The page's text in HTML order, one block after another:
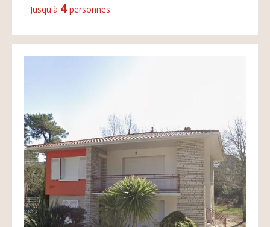
Jusqu'à 4personnes